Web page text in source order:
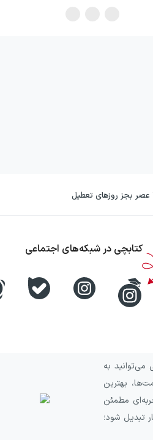
کتابچی در شبکه‌های اجتماعی
به
بهترین
مطمئن
تبدیل شود؛